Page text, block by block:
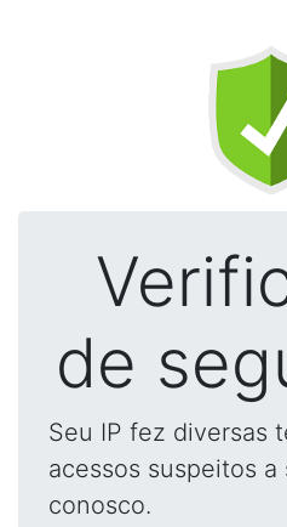
de
Seu IP fez diversas
acessos suspeitos
conosco.